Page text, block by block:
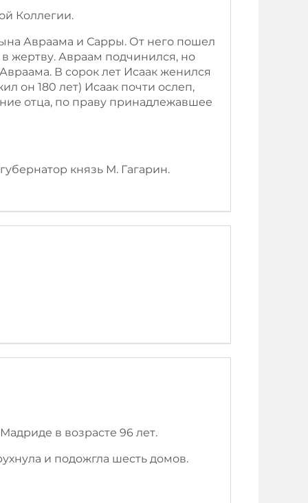
Коллегии.
Авраама и Сарры. От него пошел
жертву. Авраам подчинился, но
В сорок лет Исаак женился
он 180 лет) Исаак почти ослеп,
отца, по праву принадлежавшее
князь М. Гагарин.
в возрасте 96 лет.
и подожгла шесть домов.